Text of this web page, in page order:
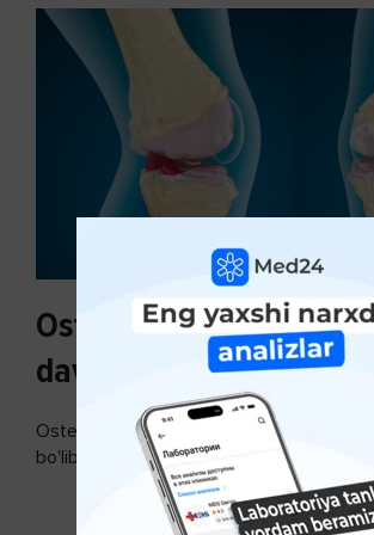
Osteoartroz sabablari,
davolash usullari
Osteoartroz - bo'g'imlarning keng
bo'lib, so'ngi paytda osteoartroz kasalligi
ko'payishi tendentsiyasi mavjud...
DAVOMINI O'QISH